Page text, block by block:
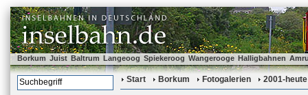
Borkum Juist Baltrum Langeoog Spiekeroog Wangerooge Halligbahnen
Start Borkum Fotogalerien 2001-heute